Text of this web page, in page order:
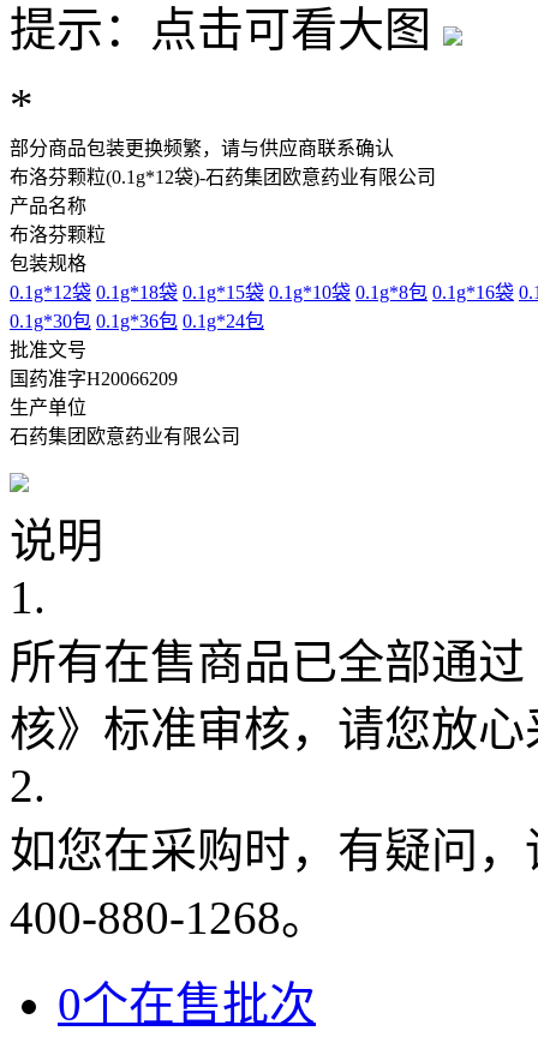
提示：点击可看大图
*
部分商品包装更换频繁，请与供应商联系确认
布洛芬颗粒(0.1g*12袋)-石药集团欧意药业有限公司
产品名称
布洛芬颗粒
包装规格
0.1g*12袋 0.1g*18袋 0.1g*15袋 0.1g*10袋 0.1g*8包 0.1g*16袋
0.1g*30包 0.1g*36包 0.1g*24包
批准文号
国药准字H20066209
生产单位
石药集团欧意药业有限公司
说明
1.
所有在售商品已全部通
核》标准审核，请您放心
2.
如您在采购时，有疑问
400-880-1268。
0个在售批次